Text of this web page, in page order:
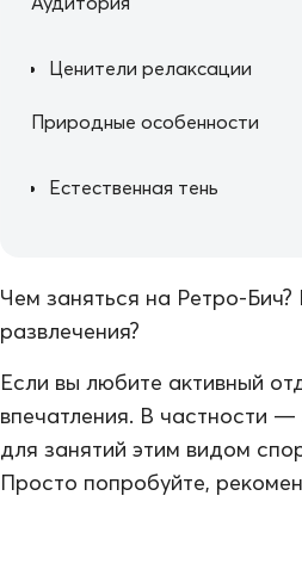
Ценители релаксации
Природные особенности
Естественная тень
Чем заняться на Ретро-
развлечения?
Если вы любите активный
впечатления. В частности
для занятий этим видом
Просто попробуйте,